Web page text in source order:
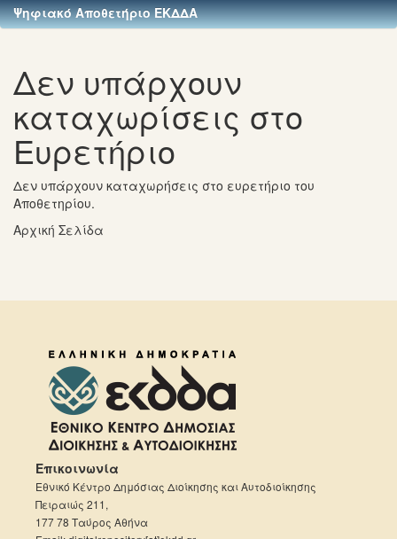
Ψηφιακό Αποθετήριο ΕΚΔΔΑ
Δεν υπάρχουν
καταχωρίσεις στο
Ευρετήριο
Δεν υπάρχουν καταχωρήσεις στο ευρετήριο του
Αποθετηρίου.
Αρχική Σελίδα
Επικοινωνία
Εθνικό Κέντρο Δημόσιας Διοίκησης και Αυτοδιοίκησης
Πειραιώς 211,
177 78 Ταύρος Αθήνα